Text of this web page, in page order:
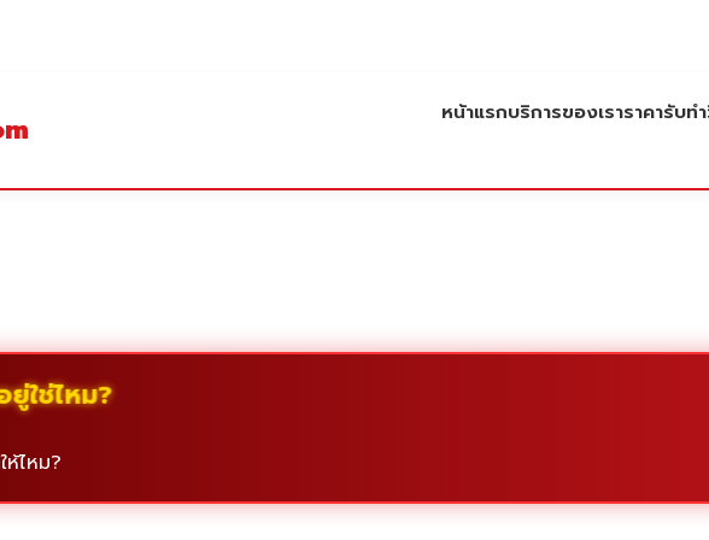
หน้าแรกบริการของเราราคารับท
ใช่ไหม?
ห้ไหม?